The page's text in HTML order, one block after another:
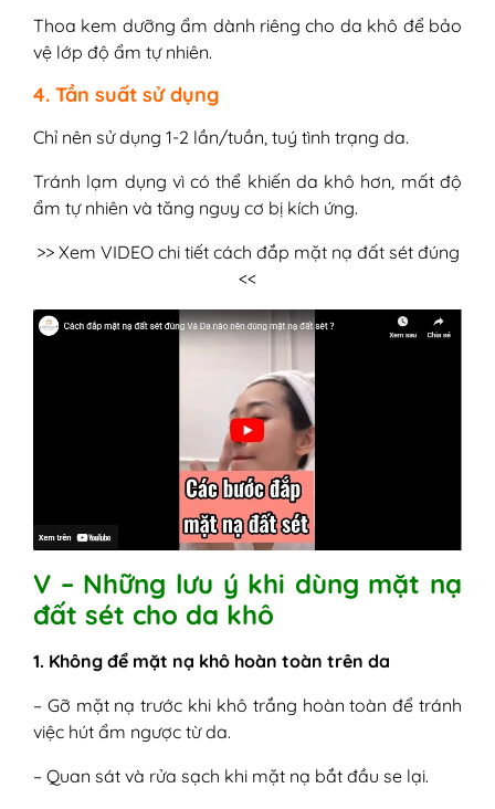
Thoa kem dưỡng ẩm dành riêng cho da khô để bảo
vệ lớp độ ẩm tự nhiên.
4. Tần suất sử dụng
Chỉ nên sử dụng 1-2 lần/tuần, tuý tình trạng da.
Tránh lạm dụng vì có thể khiến da khô hơn, mất độ
ẩm tự nhiên và tăng nguy cơ bị kích ứng.
>> Xem VIDEO chi tiết cách đắp mặt nạ đất sét đúng
<<
V – Những lưu ý khi dùng mặt nạ
đất sét cho da khô
1. Không để mặt nạ khô hoàn toàn trên da
– Gỡ mặt nạ trước khi khô trắng hoàn toàn để tránh
việc hút ẩm ngược từ da.
– Quan sát và rửa sạch khi mặt nạ bắt đầu se lại.